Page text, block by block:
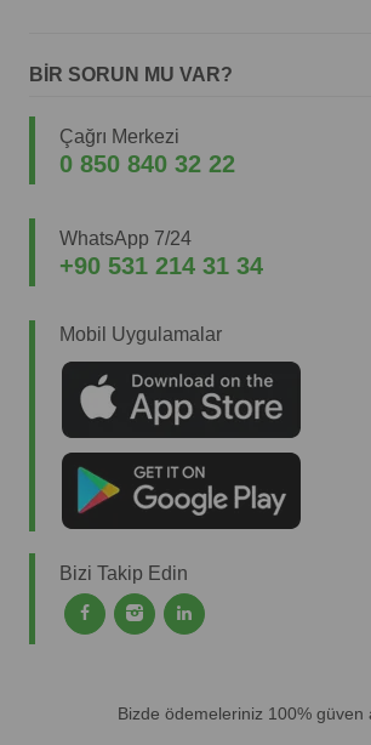
BİR SORUN MU VAR?
Çağrı Merkezi
0 850 840 32 22
WhatsApp 7/24
+90 531 214 31 34
Mobil Uygulamalar
Bizi Takip Edin
Bizde ödemeleriniz 100% güven